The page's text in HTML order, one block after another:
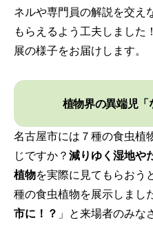
ネルや専門員の解説を交え
もらえるよう工夫しました
展の様子をお届けします。
植物界の異端児「
名古屋市には７種の食虫植
じですか？ 減りゆく湿地や
植物を実際に見てもらおう
種の食虫植物を展示しまし
市に！？ 」と来場者のみな